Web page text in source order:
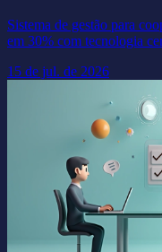
Sistema de gestão para
em 30% com tecnologia
15 de jul. de 2026